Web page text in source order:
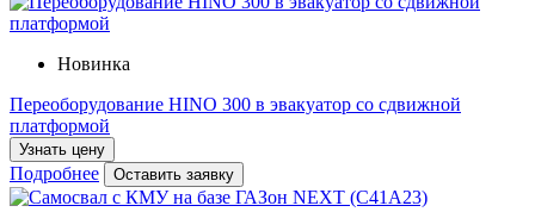
Новинка
Переоборудование HINO 300 в эвакуатор со сдвижной
платформой
Узнать цену
Подробнее Оставить заявку